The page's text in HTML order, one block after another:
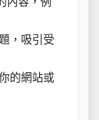
，吸引受
的網站或